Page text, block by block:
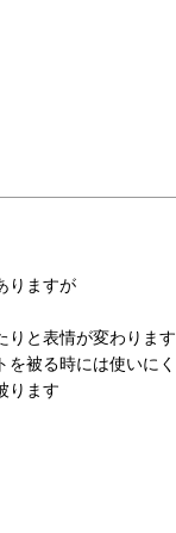
りますが
りと表情が変わります
を被る時には使いに
ります